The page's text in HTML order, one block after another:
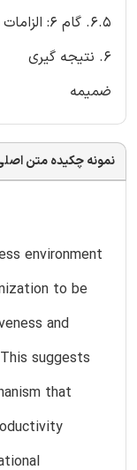
6.5. گام 6: الزامات سیستم 6.1
6. نتیجه گیری
ضمیمه
نمونه چکیده متن
environment
to be
and
suggests
that